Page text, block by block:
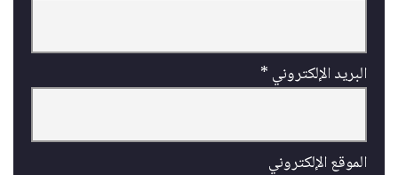
البريد الإلكتروني *
الموقع الإلكتروني